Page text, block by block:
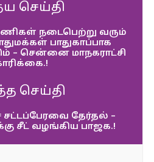
செய்தி
நடைபெற்று வரும்
பாதுகாப்பாக
– சென்னை மாநகராட்சி
செய்தி
சட்டப்பேரவை தேர்தல் –
சீட் வழங்கிய பாஜக.!